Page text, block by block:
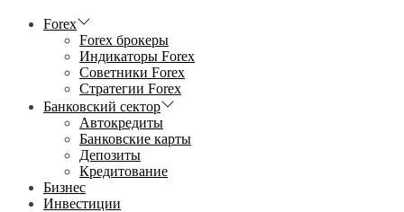
Forex
Forex брокеры
Индикаторы Forex
Советники Forex
Стратегии Forex
Банковский сектор
Автокредиты
Банковские карты
Депозиты
Кредитование
Бизнес
Инвестиции